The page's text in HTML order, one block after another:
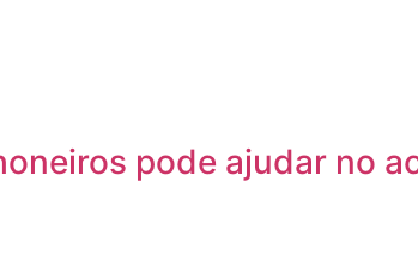
pode ajudar no